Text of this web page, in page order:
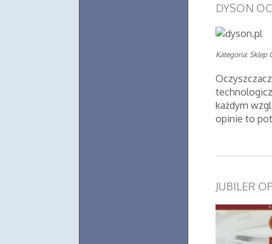
DYSON
Kategoria: Sklep
każdym
opinie to
JUBILER